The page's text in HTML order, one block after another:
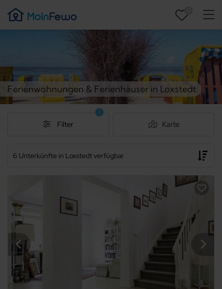
Ferienwohnungen & Ferienhäuser in Loxstedt
6 Unterkünfte in Loxstedt verfügbar
Filter
1
Karte